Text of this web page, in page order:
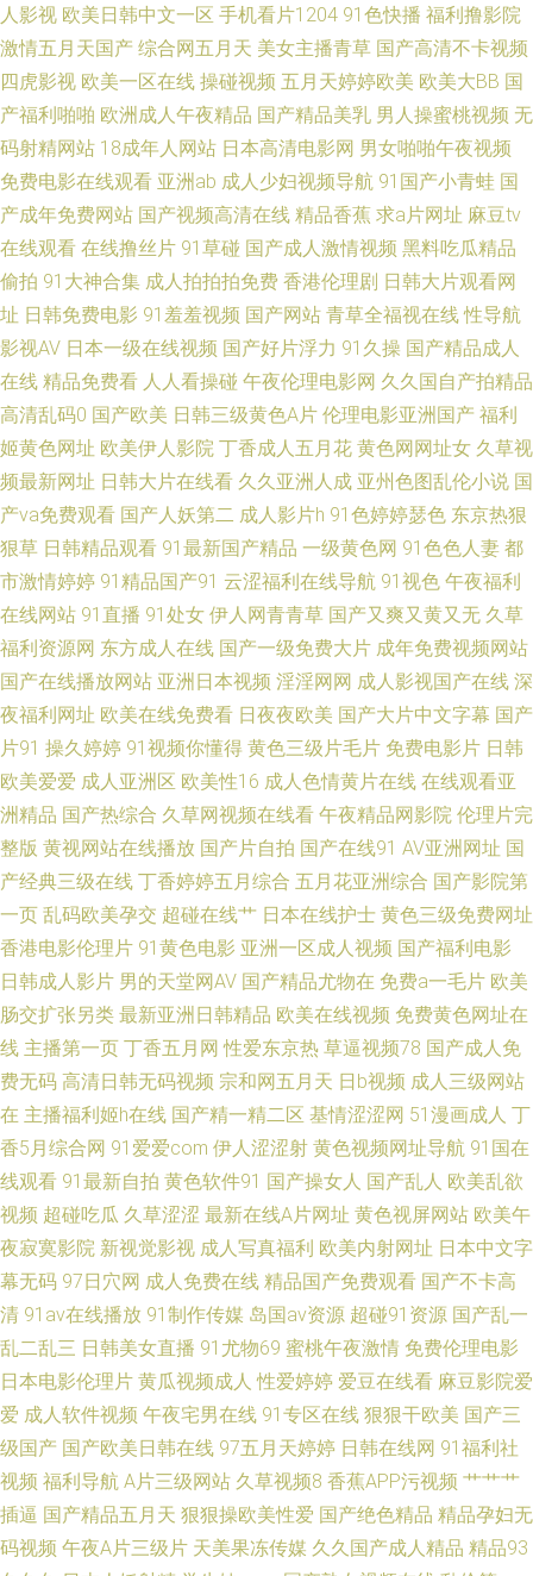
看啪啪视频 激情婷婷网 91黑丝高跟精品 91豆花在线观看 熟妇一区二区 国产
传媒不卡 91色伦导航 91艹在线 日韩资源网址 俺去也福利 婷婷丁香人妻 成
人看片 亚洲三级AV 国产传媒91在线播放 91le美女在线视频 午夜性生爱妇妻
视频 久草福利2 91情侣在线视频 日韩精彩视频 成人福利影院午夜久久 亚洲
国产黄 国产黑丝TV 91女生视频 超碰91在线成人电影 亚洲丝浆 97人妻资源
总站超碰 人妖干直男 黄色片avv 97资源在线观看 欧美日韩成人另类 91夫妻
乳做爰视频 俺也去导航 91亚色在线 免费东方AV 熟妇人妻一区二区 福利社视
频 欧美性爱zo 91视频在线观看91 91看片淫片 先锋亚洲资源 久草最新网址
黑丝探花 91探花高中生极品 久久精品人操人人 人妖干直男 福利区站91 91
视屏在线免费观看网站 91探花网址在线 www久久come 91九色绿帽夫妻 91
频 黑丝美女老师搞基 91国产品美女视频 91爱啪 日韩精品色色 麻豆Av 国产
乱精品一区 欧美淫乱一二三区 日韩中文字 91传媒蜜桃传媒 香蕉视频导航 91
熊猫在线 五月婷婷激情深爱 黑丝美女巨乳 亚洲成人天堂网无 肏屄吃瓜视频
欧美日韩二区 伊人婷97 肏屄视频在哪观看 免费东方AV 五月天桃花网 91久
久视频 AV高清福利 日黄页网韩 激情网在线 91导航国产 国产92视频 91AV大
香蕉在线视频 91色在线 99精品一级 91人人蜜桃网 四虎成人欧美日韩 久久
福利10000 国产欧美日韩五月 东方AV在线伊人 91涩涩网 天天干夜夜艹 国产
精品久久禁 91起碰在线观看 三级黄色官网 国产精品在线1 91啦精品视频网
婷婷妞妞基地 日韩A级一级 俺去也官网 伦理片网址 91视频9999 影音先锋
avav最新 亚洲色视频天堂 久久这里只 www99色色 最新影音先锋av网站
人影视 欧美日韩中文一区 手机看片1204 91色快播 福利撸影院
激情五月天国产 综合网五月天 美女主播青草 国产高清不卡视频
四虎影视 欧美一区在线 操碰视频 五月天婷婷欧美 欧美大BB 国
产福利啪啪 欧洲成人午夜精品 国产精品美乳 男人操蜜桃视频 无
码射精网站 18成年人网站 日本高清电影网 男女啪啪午夜视频
免费电影在线观看 亚洲ab 成人少妇视频导航 91国产小青蛙 国
产成年免费网站 国产视频高清在线 精品香蕉 求a片网址 麻豆tv
在线观看 在线撸丝片 91草碰 国产成人激情视频 黑料吃瓜精品
偷拍 91大神合集 成人拍拍拍免费 香港伦理剧 日韩大片观看网
址 日韩免费电影 91羞羞视频 国产网站 青草全福视在线 性导航
影视AV 日本一级在线视频 国产好片浮力 91久操 国产精品成人
在线 精品免费看 人人看操碰 午夜伦理电影网 久久国自产拍精品
高清乱码0 国产欧美 日韩三级黄色A片 伦理电影亚洲国产 福利
姬黄色网址 欧美伊人影院 丁香成人五月花 黄色网网址女 久草视
频最新网址 日韩大片在线看 久久亚洲人成 亚州色图乱伦小说 国
产va免费观看 国产人妖第二 成人影片h 91色婷婷瑟色 东京热狠
狠草 日韩精品观看 91最新国产精品 一级黄色网 91色色人妻 都
市激情婷婷 91精品国产91 云涩福利在线导航 91视色 午夜福利
在线网站 91直播 91处女 伊人网青青草 国产又爽又黄又无 久草
福利资源网 东方成人在线 国产一级免费大片 成年免费视频网站
国产在线播放网站 亚洲日本视频 淫淫网网 成人影视国产在线 深
夜福利网址 欧美在线免费看 日夜夜欧美 国产大片中文字幕 国产
片91 操久婷婷 91视频你懂得 黄色三级片毛片 免费电影片 日韩
欧美爱爱 成人亚洲区 欧美性16 成人色情黄片在线 在线观看亚
洲精品 国产热综合 久草网视频在线看 午夜精品网影院 伦理片完
整版 黄视网站在线播放 国产片自拍 国产在线91 AV亚洲网址 国
产经典三级在线 丁香婷婷五月综合 五月花亚洲综合 国产影院第
一页 乱码欧美孕交 超碰在线艹 日本在线护士 黄色三级免费网址
香港电影伦理片 91黄色电影 亚洲一区成人视频 国产福利电影
日韩成人影片 男的天堂网AV 国产精品尤物在 免费a一毛片 欧美
肠交扩张另类 最新亚洲日韩精品 欧美在线视频 免费黄色网址在
线 主播第一页 丁香五月网 性爱东京热 草逼视频78 国产成人免
费无码 高清日韩无码视频 宗和网五月天 日b视频 成人三级网站
在 主播福利姬h在线 国产精一精二区 基情涩涩网 51漫画成人 丁
香5月综合网 91爱爱com 伊人涩涩射 黄色视频网址导航 91国在
线观看 91最新自拍 黄色软件91 国产操女人 国产乱人 欧美乱欲
视频 超碰吃瓜 久草涩涩 最新在线A片网址 黄色视屏网站 欧美午
夜寂寞影院 新视觉影视 成人写真福利 欧美内射网址 日本中文字
幕无码 97日穴网 成人免费在线 精品国产免费观看 国产不卡高
清 91av在线播放 91制作传媒 岛国av资源 超碰91资源 国产乱一
乱二乱三 日韩美女直播 91尤物69 蜜桃午夜激情 免费伦理电影
日本电影伦理片 黄瓜视频成人 性爱婷婷 爱豆在线看 麻豆影院爱
爱 成人软件视频 午夜宅男在线 91专区在线 狠狠干欧美 国产三
级国产 国产欧美日韩在线 97五月天婷婷 日韩在线网 91福利社
视频 福利导航 A片三级网站 久草视频8 香蕉APP污视频 艹艹艹
插逼 国产精品五月天 狠狠操欧美性爱 国产绝色精品 精品孕妇无
码视频 午夜A片三级片 天美果冻传媒 久久国产成人精品 精品93